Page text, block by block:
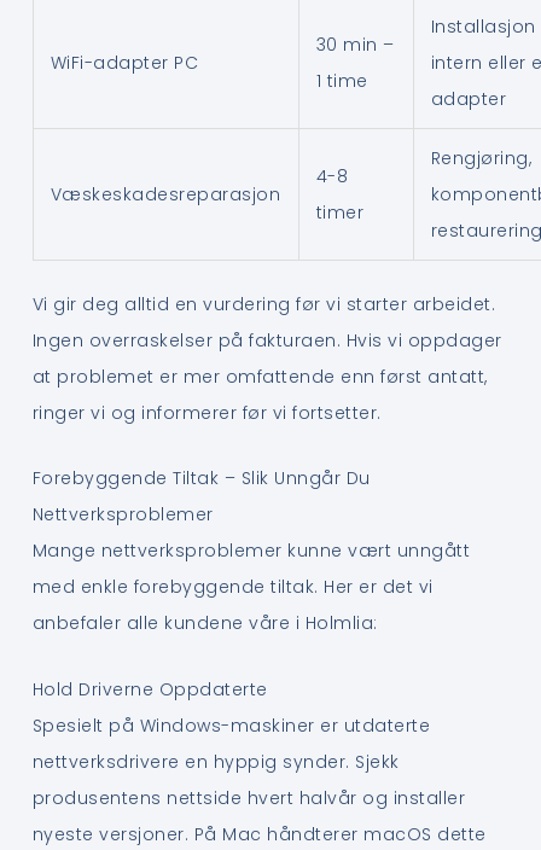
WiFi-adapter PC
30 min –
1 time
intern eller
adapter
Væskeskadesreparasjon
4-8
timer
Rengjøring,
Vi gir deg alltid en vurdering før vi starter arbeidet.
Ingen overraskelser på fakturaen. Hvis vi oppdager
at problemet er mer omfattende enn først antatt,
ringer vi og informerer før vi fortsetter.
Forebyggende Tiltak – Slik Unngår Du
Nettverksproblemer
Mange nettverksproblemer kunne vært unngått
med enkle forebyggende tiltak. Her er det vi
anbefaler alle kundene våre i Holmlia:
Hold Driverne Oppdaterte
Spesielt på Windows-maskiner er utdaterte
nettverksdrivere en hyppig synder. Sjekk
produsentens nettside hvert halvår og installer
nyeste versjoner. På Mac håndterer macOS dette